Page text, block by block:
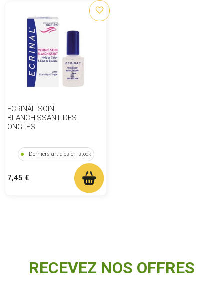
ECRINAL SOIN
BLANCHISSANT DES
ONGLES
favorite_border
Derniers articles en stock
Prix
7,45 €
RECEVEZ NOS OFFRES